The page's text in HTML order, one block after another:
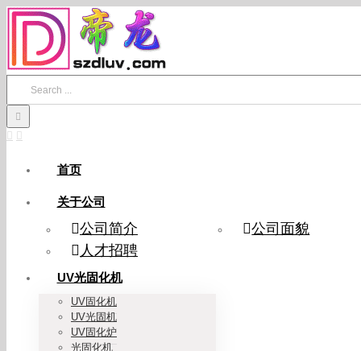
Skip
content
首页
关于公司
公司简介
公司面貌
人才招聘
UV光固化机
UV固化机
UV光固机
UV固化炉
光固化机